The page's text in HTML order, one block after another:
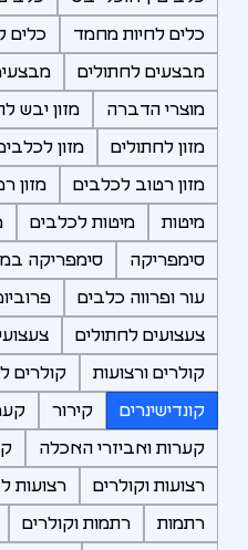
כלים לחיות מחמד כלים
מבצעים לחתולים
מוצרי הדברה מזון יבש
מזון לחתולים מזון
מזון רטוב לכלבים מזון
מיטות מיטות לכלבים
סימפריקה סימפריקה
עור ופרווה כלבים
צעצועים לחתולים
קולרים ורצועות קולרים
קונדישינרים קירור
קערות ואביזרי האכלה
רצועות וקולרים רצועות
רתמות רתמות וקולרים